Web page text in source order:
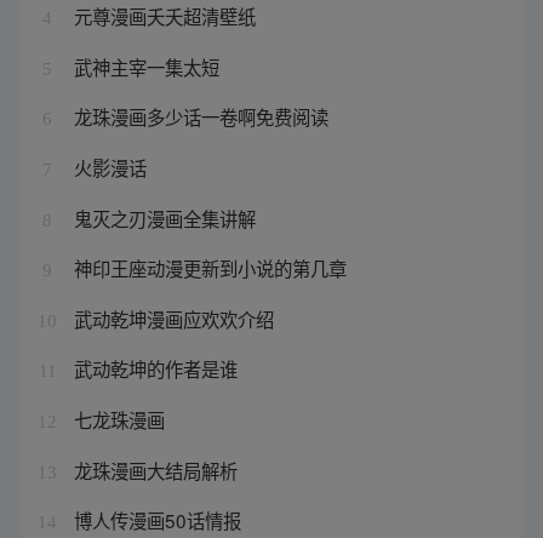
4 元尊漫画夭夭超清壁纸
5 武神主宰一集太短
6 龙珠漫画多少话一卷啊免费阅读
7 火影漫话
8 鬼灭之刃漫画全集讲解
9 神印王座动漫更新到小说的第几章
10 武动乾坤漫画应欢欢介绍
武动乾坤的作者是谁
12 七龙珠漫画
13 龙珠漫画大结局解析
14 博人传漫画50话情报